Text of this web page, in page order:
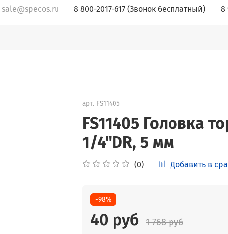
sale@specos.ru 8 800-2017-617 (Звонок бесплатный) 8
арт. FS11405
FS11405 Головка
1/4"DR, 5 мм
(0) Добавить в
-98%
40 руб 1 768 руб